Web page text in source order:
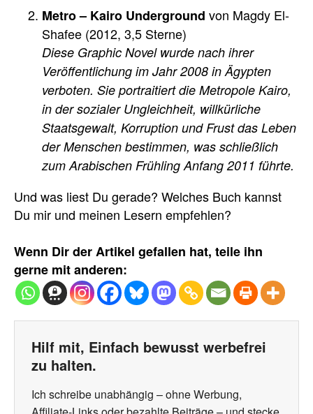
Metro – Kairo Underground von Magdy El-
Shafee (2012, 3,5 Sterne)
Diese Graphic Novel wurde nach ihrer
Veröffentlichung im Jahr 2008 in Ägypten
verboten. Sie portraitiert die Metropole Kairo,
in der sozialer Ungleichheit, willkürliche
Staatsgewalt, Korruption und Frust das Leben
der Menschen bestimmen, was schließlich
zum Arabischen Frühling Anfang 2011 führte.
Und was liest Du gerade? Welches Buch kannst
Du mir und meinen Lesern empfehlen?
Wenn Dir der Artikel gefallen hat, teile ihn
gerne mit anderen:
Hilf mit, Einfach bewusst werbefrei
zu halten.
Ich schreibe unabhängig – ohne Werbung,